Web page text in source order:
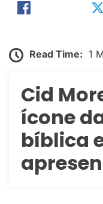
Read Time: 1
Cid
ícone
bíblica